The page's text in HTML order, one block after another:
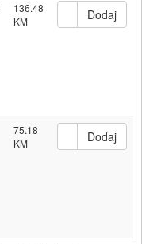
136.48
75.18